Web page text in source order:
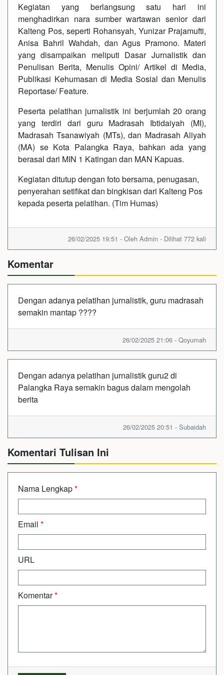
Kegiatan yang berlangsung satu hari ini
menghadirkan nara sumber wartawan senior dari
Kalteng Pos, seperti Rohansyah, Yunizar Prajamufti,
Anisa Bahril Wahdah, dan Agus Pramono. Materi
yang disampaikan meliputi Dasar Jurnalistik dan
Penulisan Berita, Menulis Opini/ Artikel di Media,
Publikasi Kehumasan di Media Sosial dan Menulis
Reportase/ Feature.
Peserta pelatihan jurnalistik ini berjumlah 20 orang
yang terdiri dari guru Madrasah Ibtidaiyah (MI),
Madrasah Tsanawiyah (MTs), dan Madrasah Aliyah
(MA) se Kota Palangka Raya, bahkan ada yang
berasal dari MIN 1 Katingan dan MAN Kapuas.
Kegiatan ditutup dengan foto bersama, penugasan,
penyerahan setifikat dan bingkisan dari Kalteng Pos
kepada peserta pelatihan. (Tim Humas)
26/02/2025 19:51 - Oleh Admin - Dilihat 772 kali
Komentar
Dengan adanya pelatihan jurnalistik, guru madrasah
semakin mantap ????
26/02/2025 21:06 - Qoyumah
Dengan adanya pelatihan jurnalistik guru2 di
Palangka Raya semakin bagus dalam mengolah
berita
26/02/2025 20:51 - Subaidah
Komentari Tulisan Ini
Nama Lengkap*
Email *
URL
Komentar*